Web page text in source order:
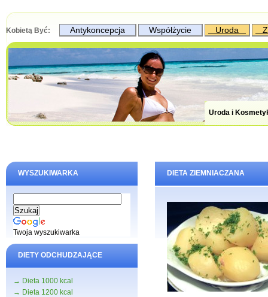
Kobietą Być: Antykoncepcja Współżycie Uroda
Uroda i
WYSZUKIWARKA
Twoja wyszukiwarka
DIETY ODCHUDZAJĄCE
→ Dieta 1000 kcal
→ Dieta 1200 kcal
DIETA ZIEMNIACZANA